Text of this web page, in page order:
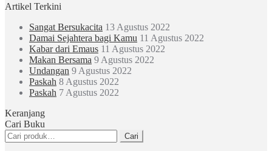
Artikel Terkini
Sangat Bersukacita 13 Agustus 2022
Damai Sejahtera bagi Kamu 11 Agustus 2022
Kabar dari Emaus 11 Agustus 2022
Makan Bersama 9 Agustus 2022
Undangan 9 Agustus 2022
Paskah 8 Agustus 2022
Paskah 7 Agustus 2022
Keranjang
Cari Buku
Pencarian
untuk:
Cari